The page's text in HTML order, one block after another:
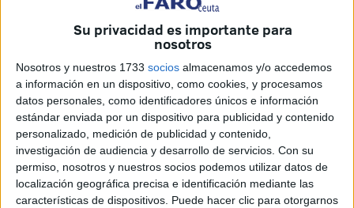
Su privacidad es importante para
nosotros
Nosotros y nuestros 1733 socios almacenamos y/o accedemos
a información en un dispositivo, como cookies, y procesamos
datos personales, como identificadores únicos e información
estándar enviada por un dispositivo para publicidad y contenido
personalizado, medición de publicidad y contenido,
investigación de audiencia y desarrollo de servicios. Con su
permiso, nosotros y nuestros socios podemos utilizar datos de
localización geográfica precisa e identificación mediante las
características de dispositivos. Puede hacer clic para otorgarnos
El presidente delColegio de Médicos de Ceuta
, Enrique Roviralta, se desplazó ayer hasta
Sevilla para asistir a la toma de posesión de Alfonso
Carmona como nuevo presidente del Consejo Andaluz de
Colegios de Médicos, quien también preside el Colegio
Oficial de Médicos de Sevilla. Este acto destacó la
estrecha relación entre ambas instituciones médicas,
reflejo de años de colaboración enformación, asistencia y
ética profesional.